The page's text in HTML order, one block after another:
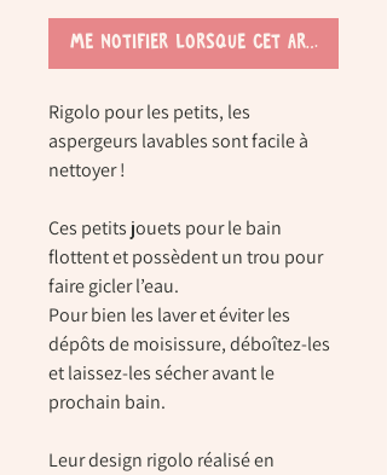
Me notifier lorsque cet article est
Rigolo pour les petits, les
aspergeurs lavables sont facile à
nettoyer !
Ces petits jouets pour le bain
flottent et possèdent un trou pour
faire gicler l’eau.
Pour bien les laver et éviter les
dépôts de moisissure, déboîtez-les
et laissez-les sécher avant le
prochain bain.
Leur design rigolo réalisé en